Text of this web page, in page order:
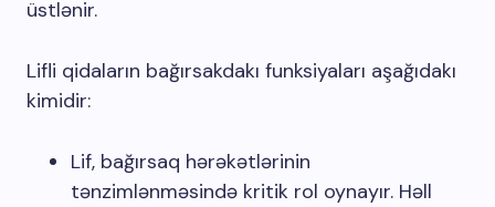
üstlənir.
Lifli qidaların bağırsakdakı funksiyaları aşağıdakı
kimidir:
Lif, bağırsaq hərəkətlərinin
tənzimlənməsində kritik rol oynayır. Həll